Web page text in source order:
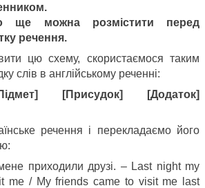
ще можна розмістити перед
речення.
цю схему, скористаємося таким
слів в англійському реченні:
[Присудок] [Додаток]
речення і перекладаємо його
приходили друзі. – Last night my
me / My friends came to visit me last